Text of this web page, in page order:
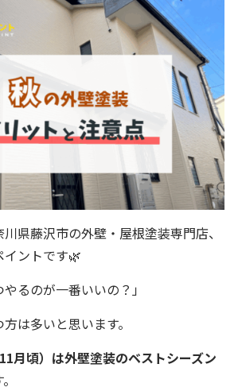
県藤沢市の外壁・屋根塗装専門店、
ントです🌿
やるのが一番いいの？」
は多いと思います。
月頃）は外壁塗装のベストシーズン